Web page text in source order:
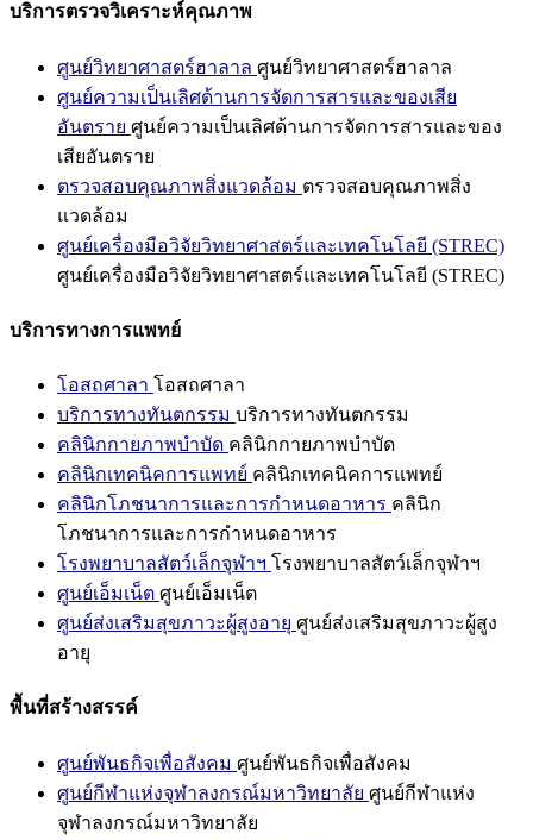
บริการตรวจวิเคราะห์คุณภาพ
ศูนย์วิทยาศาสตร์ฮาลาล ศูนย์วิทยาศาสตร์ฮาลาล
ศูนย์ความเป็นเลิศด้านการจัดการสารและของเสีย
อันตราย ศูนย์ความเป็นเลิศด้านการจัดการสารและของ
เสียอันตราย
ตรวจสอบคุณภาพสิ่งแวดล้อม ตรวจสอบคุณภาพสิ่ง
แวดล้อม
ศูนย์เครื่องมือวิจัยวิทยาศาสตร์และเทคโนโลยี (STREC)
ศูนย์เครื่องมือวิจัยวิทยาศาสตร์และเทคโนโลยี (STREC)
บริการทางการแพทย์
โอสถศาลา โอสถศาลา
บริการทางทันตกรรม บริการทางทันตกรรม
คลินิกกายภาพบำบัด คลินิกกายภาพบำบัด
คลินิกเทคนิคการแพทย์ คลินิกเทคนิคการแพทย์
คลินิกโภชนาการและการกำหนดอาหาร คลินิก
โภชนาการและการกำหนดอาหาร
โรงพยาบาลสัตว์เล็กจุฬาฯ โรงพยาบาลสัตว์เล็กจุฬาฯ
ศูนย์เอ็มเน็ต ศูนย์เอ็มเน็ต
ศูนย์ส่งเสริมสุขภาวะผู้สูงอายุ ศูนย์ส่งเสริมสุขภาวะผู้สูง
อายุ
พื้นที่สร้างสรรค์
ศูนย์พันธกิจเพื่อสังคม ศูนย์พันธกิจเพื่อสังคม
ศูนย์กีฬาแห่งจุฬาลงกรณ์มหาวิทยาลัย ศูนย์กีฬาแห่ง
จุฬาลงกรณ์มหาวิทยาลัย